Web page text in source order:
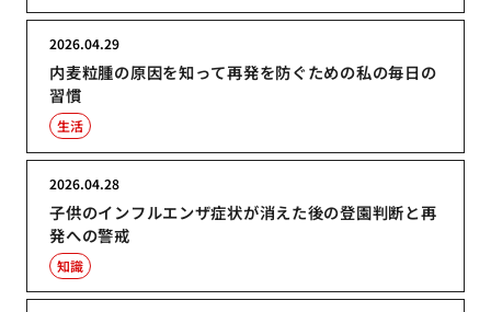
内麦粒腫の原因を知って再発を防ぐための私の毎日の
習慣
2026.04.29
生活
子供のインフルエンザ症状が消えた後の登園判断と再
発への警戒
2026.04.28
知識